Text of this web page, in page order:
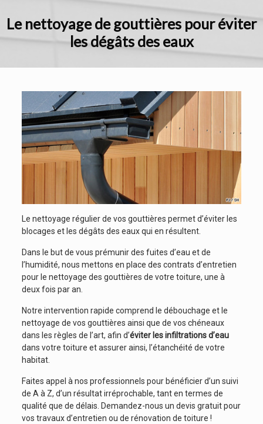
Le nettoyage de gouttières pour éviter
les dégâts des eaux
Le nettoyage régulier de vos gouttières permet d’éviter les
blocages et les dégâts des eaux qui en résultent.
Dans le but de vous prémunir des fuites d’eau et de
l’humidité, nous mettons en place des contrats d’entretien
pour le nettoyage des gouttières de votre toiture, une à
deux fois par an.
Notre intervention rapide comprend le débouchage et le
nettoyage de vos gouttières ainsi que de vos chéneaux
dans les règles de l’art, afin d’éviter les infiltrations d’eau
dans votre toiture et assurer ainsi, l’étanchéité de votre
habitat.
Faites appel à nos professionnels pour bénéficier d’un suivi
de A à Z, d’un résultat irréprochable, tant en termes de
qualité que de délais. Demandez-nous un devis gratuit pour
vos travaux d’entretien ou de rénovation de toiture !